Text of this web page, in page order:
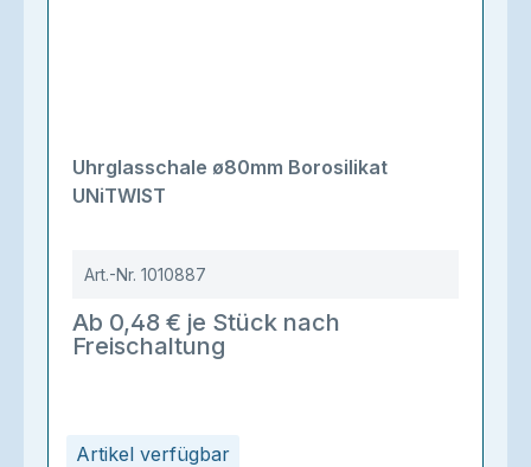
Artikel verfügbar
Uhrglasschale ø80mm Borosilikat
UNiTWIST
Art.-Nr. 1010887
Ab 0,48 € je Stück nach
Freischaltung